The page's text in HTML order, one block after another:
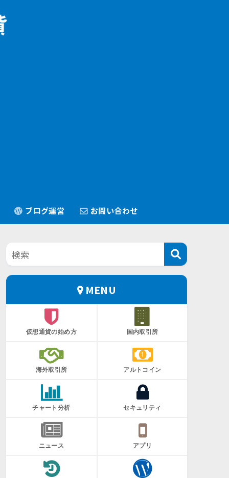
ブログ運営 お問い合わせ
MENU
仮想通貨の始め方 国内取引所
海外取引所 アルトコイン
チャート分析 セキュリティ
ニュース アプリ